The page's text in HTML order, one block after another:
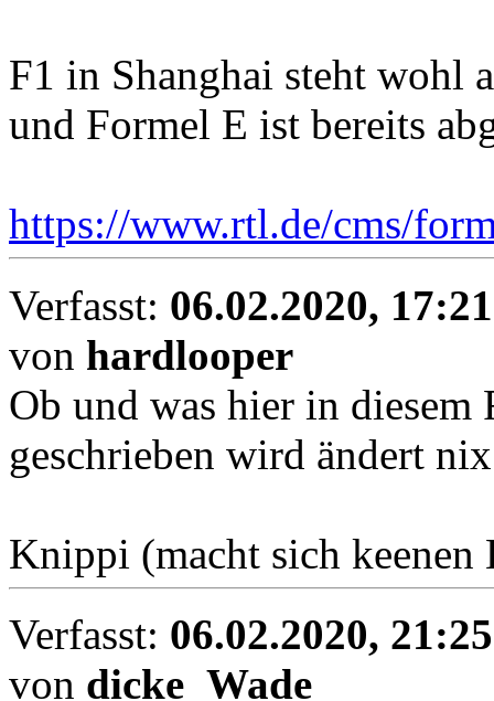
F1 in Shanghai steht wohl
und Formel E ist bereits
https://www.rtl.de/cms/
Verfasst: 06.02.2020, 17:21
von hardlooper
Ob und was hier in diesem
geschrieben wird ändert
Knippi (macht sich keenen
Verfasst: 06.02.2020, 21:25
von dicke_Wade